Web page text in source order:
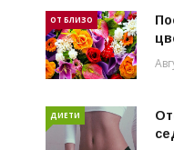
ОТ БЛИЗО
ДИЕТИ